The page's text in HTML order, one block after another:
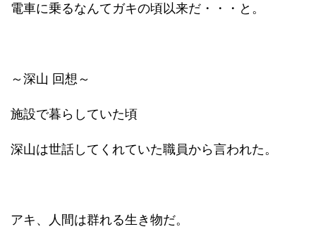
電車に乗るなんてガキの頃以来だ・・・と。
～深山 回想～
施設で暮らしていた頃
深山は世話してくれていた職員から言われた。
アキ、人間は群れる生き物だ。